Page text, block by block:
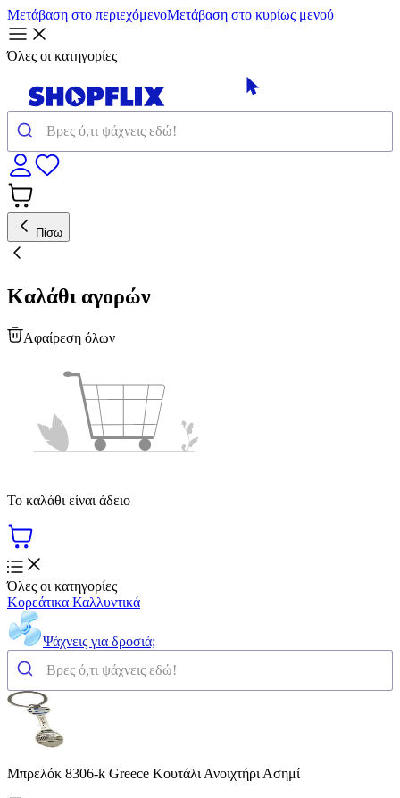
Μετάβαση στο περιεχόμενοΜετάβαση στο κυρίως μενού
Όλες οι κατηγορίες
Πίσω
Καλάθι αγορών
Αφαίρεση όλων
Το καλάθι είναι άδειο
Όλες οι κατηγορίες
Κορεάτικα Καλλυντικά
Ψάχνεις για δροσιά;
Μπρελόκ 8306-k Greece Κουτάλι Ανοιχτήρι Ασημί